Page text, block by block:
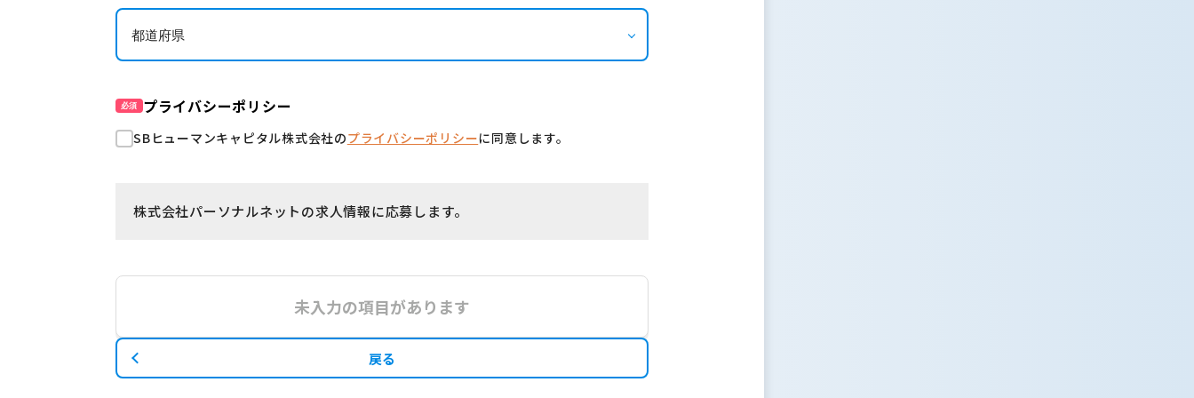
必須 プライバシーポリシー
SBヒューマンキャピタル株式会社のプライバシーポリシーに同意します。
株式会社パーソナルネットの求人情報に応募します。
未入力の項目があります
戻る